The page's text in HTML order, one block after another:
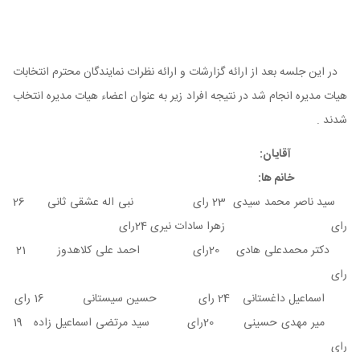
در این جلسه بعد از ارائه گزارشات و ارائه نظرات نمایندگان محترم انتخابات
هیات مدیره انجام شد در نتیجه افراد زیر به عنوان اعضاء هیات مدیره انتخاب
شدند .
آقایان:
خانم ها:
سید ناصر محمد سیدی 23 رای نبی اله عشقی ثانی 26
رای زهرا سادات نیری 24رای
رای
اسماعیل داغستانی 24 رای حسین سیستانی 16 رای
میر مهدی حسینی 20رای سید مرتضی اسماعیل زاده 19
رای